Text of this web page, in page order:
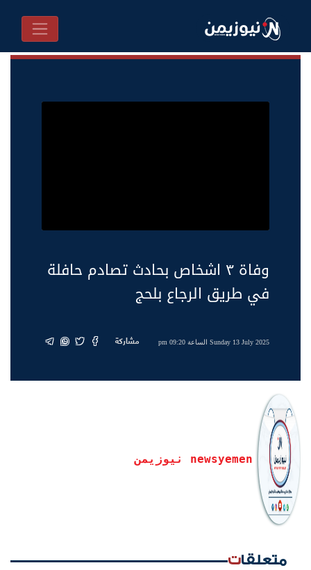
وفاة ٣ اشخاص بحادث تصادم حافلة
في طريق الرجاع بلحج
Sunday 13 July 2025 الساعة 09:20 pm مشاركة
newsyemen نيوزيمن
متعلقات